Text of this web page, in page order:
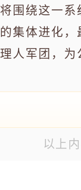
围绕这一
集体进化
人军团，
以上